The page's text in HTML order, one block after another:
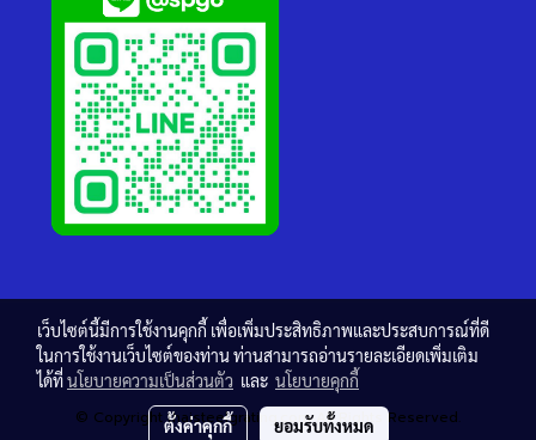
© Copyright thaisteelgrating.com All Rights Reserved.
เว็บไซต์นี้มีการใช้งานคุกกี้ เพื่อเพิ่มประสิทธิภาพและประสบการณ์ที่ดี
ในการใช้งานเว็บไซต์ของท่าน ท่านสามารถอ่านรายละเอียดเพิ่มเติม
ได้ที่นโยบายความเป็นส่วนตัว และ นโยบายคุกกี้
ตั้งค่าคุกกี้ ยอมรับทั้งหมด